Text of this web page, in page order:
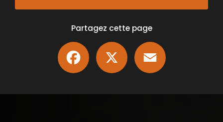
Partagez cette page
Facebook